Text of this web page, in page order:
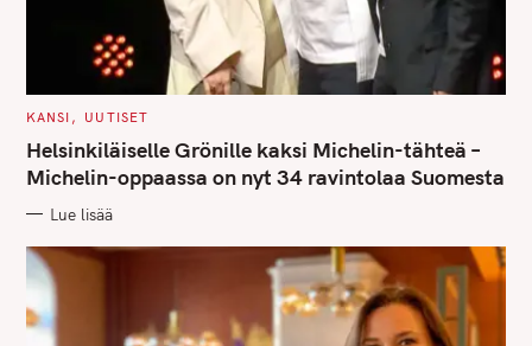
C
T
E
G
O
I
S
KANSI UUTISET
Helsinkiläiselle Grönille kaksi Michelin-tähteä –
Michelin-oppaassa on nyt 34 ravintolaa Suomesta
Lue lisää